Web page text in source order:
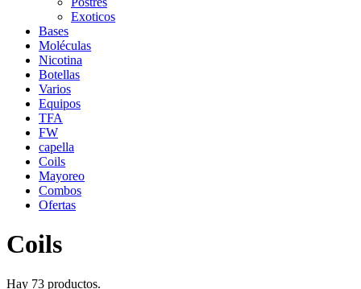
Exoticos
Bases
Moléculas
Nicotina
Botellas
Varios
Equipos
TFA
FW
capella
Coils
Mayoreo
Combos
Ofertas
Coils
Hay 73 productos.